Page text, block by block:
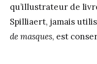
qu’illustrateur de
Spilliaert, jamais
de masques, est